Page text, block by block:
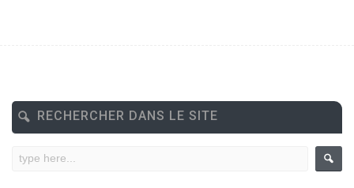
RECHERCHER DANS LE SITE